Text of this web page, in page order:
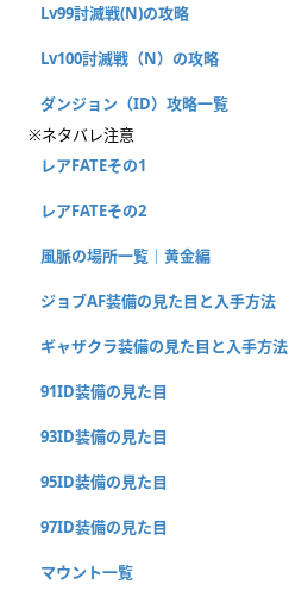
Lv99討滅戦(N)の攻略
Lv100討滅戦（N）の攻略
ダンジョン（ID）攻略一覧
※ネタバレ注意
レアFATEその1
レアFATEその2
風脈の場所一覧｜黄金編
ジョブAF装備の見た目と入手方法
ギャザクラ装備の見た目と入手方法
91ID装備の見た目
93ID装備の見た目
95ID装備の見た目
97ID装備の見た目
マウント一覧